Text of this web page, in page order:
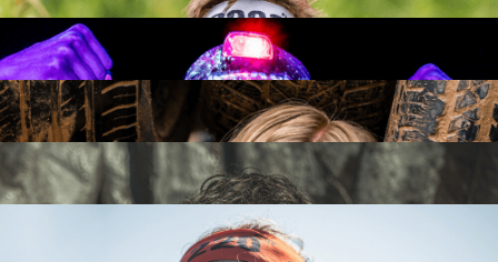
NOCNY REKRUT (½)
30 PRZESZKÓD
6 KM+
INTRO U-16
15 PRZESZKÓD
3 KM+
RUNMAGEDDON HARDCORE
70 PRZESZKÓD
21 KM+
42 KM+